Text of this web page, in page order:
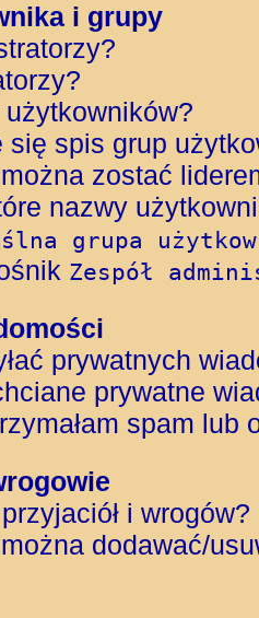
i grupy
się spis grup
zostać
nazwy
grupa
Zespół
prywatnych
prywatne
spam
i wrogów?
dodawać/